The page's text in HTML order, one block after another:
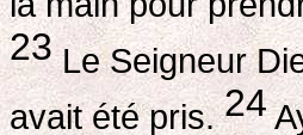
23Le Seigneur
avait été pris.24